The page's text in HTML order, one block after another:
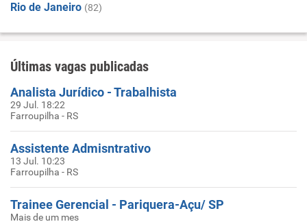
Rio de Janeiro (82)
Últimas vagas publicadas
Analista Jurídico - Trabalhista
29 Jul. 18:22
Farroupilha - RS
Assistente Admisntrativo
13 Jul. 10:23
Farroupilha - RS
Trainee Gerencial - Pariquera-Açu/ SP
Mais de um mes